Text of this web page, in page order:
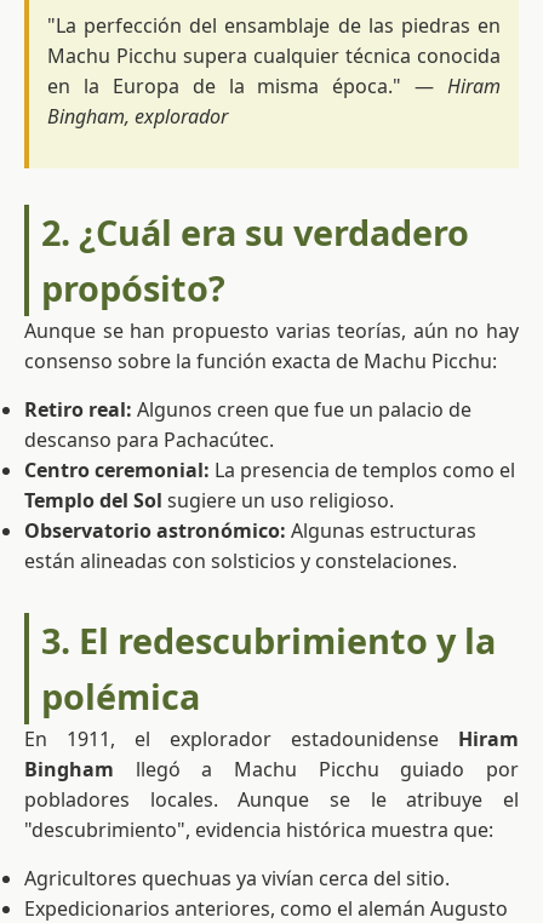
"La perfección del ensamblaje de las piedras en
Machu Picchu supera cualquier técnica conocida
en la Europa de la misma época." — Hiram
Bingham, explorador
2. ¿Cuál era su verdadero
propósito?
Aunque se han propuesto varias teorías, aún no hay
consenso sobre la función exacta de Machu Picchu:
Retiro real: Algunos creen que fue un palacio de
descanso para Pachacútec.
Centro ceremonial: La presencia de templos como el
Templo del Sol sugiere un uso religioso.
Observatorio astronómico: Algunas estructuras
están alineadas con solsticios y constelaciones.
3. El redescubrimiento y la
polémica
En 1911, el explorador estadounidense Hiram
Bingham llegó a Machu Picchu guiado por
pobladores locales. Aunque se le atribuye el
"descubrimiento", evidencia histórica muestra que:
Agricultores quechuas ya vivían cerca del sitio.
Expedicionarios anteriores, como el alemán Augusto